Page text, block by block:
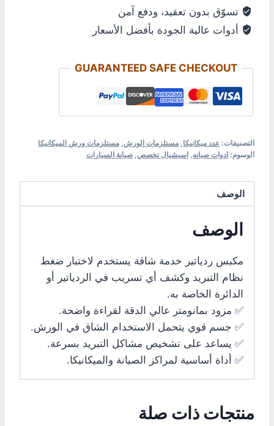
تسوّق بدون تعقيد، ودفع آمن
أدوات عالية الجودة بأفضل الأسعار
GUARANTEED SAFE CHECKOUT
التصنيفات: عدد ميكانيكا مستلزمات الورش مستلزمات ورش الميكانيكا
الوسوم: ادوات صيانه اسبشيال تخصص صيانة السيارات
الوصف
الوصف
مكبس ردياتير خدمة شاقة يستخدم لاختبار ضغط
نظام التبريد وكشف أي تسريب في الردياتير أو
الدائرة الخاصة به.
✅ مزود بمانومتر عالي الدقة لقراءة واضحة.
✅ جسم قوي يتحمل الاستخدام الشاق في الورش.
✅ يساعد على تشخيص مشاكل التبريد بسرعة.
✅ أداة أساسية لمراكز الصيانة والميكانيكا.
منتجات ذات صلة